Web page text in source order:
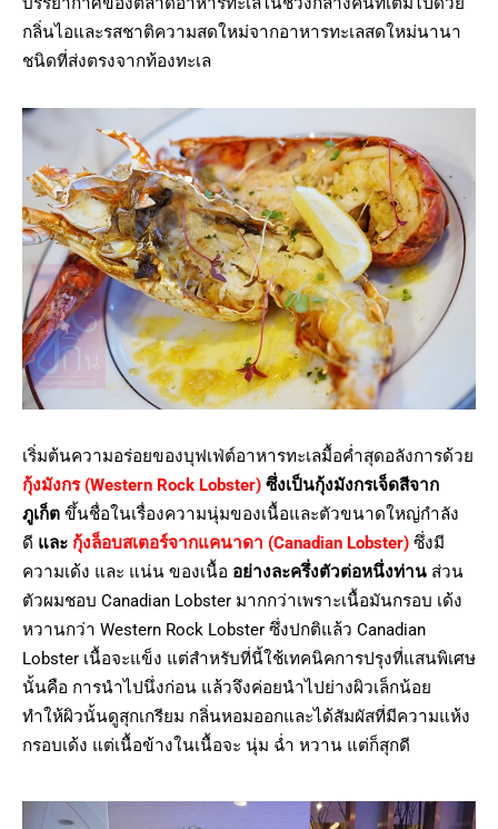
กลิ่นไอและรสชาติความสดใหม่จากอาหารทะเลสดใหม่นานา
ชนิดที่ส่งตรงจากท้องทะเล
เริ่มต้นความอร่อยของบุฟเฟ่ต์อาหารทะเลมื้อค่ำสุดอลังการด้วย
กุ้งมังกร (Western Rock Lobster) ซึ่งเป็นกุ้งมังกรเจ็ดสีจาก
ภูเก็ต ขึ้นชื่อในเรื่องความนุ่มของเนื้อและตัวขนาดใหญ่กำลัง
ดี และ กุ้งล็อบสเตอร์จากแคนาดา (Canadian Lobster) ซึ่งมี
ความเด้ง และ แน่น ของเนื้อ อย่างละครึ่งตัวต่อหนึ่งท่าน ส่วน
ตัวผมชอบ Canadian Lobster มากกว่าเพราะเนื้อมันกรอบ เด้ง
หวานกว่า Western Rock Lobster ซึ่งปกติแล้ว Canadian
Lobster เนื้อจะแข็ง แต่สำหรับที่นี้ใช้เทคนิคการปรุงที่แสนพิเศษ
นั้นคือ การนำไปนึ่งก่อน แล้วจึงค่อยนำไปย่างผิวเล็กน้อย
ทำให้ผิวนั้นดูสุกเกรียม กลิ่นหอมออกและได้สัมผัสที่มีความแห้ง
กรอบเด้ง แต่เนื้อข้างในเนื้อจะ นุ่ม ฉ่ำ หวาน แต่ก็สุกดี